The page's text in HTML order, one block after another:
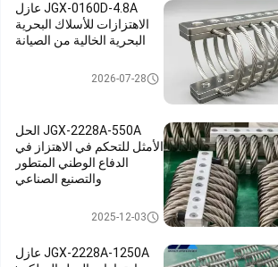
JGX-0160D-4.8A عازل
الاهتزازات للأسلاك البحرية
البحرية الخالية من الصيانة
عازل اهتزاز الحبل السلكي
2026-07-28
JGX-2228A-550A الحل
الأمثل للتحكم في الاهتزاز في
الدفاع الوطني المتطور
والتصنيع الصناعي
عازل اهتزاز الحبل السلكي
2025-12-03
JGX-2228A-1250A عازل